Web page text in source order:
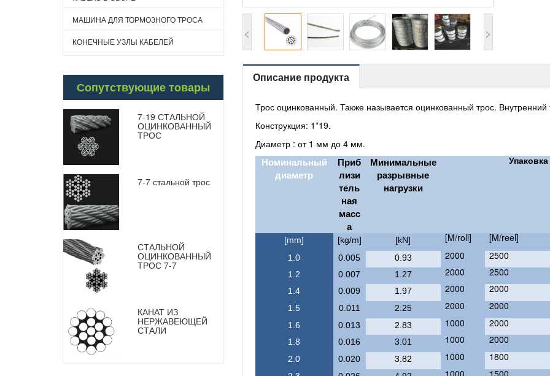
МАШИНА ДЛЯ ТОРМОЗНОГО ТРОСА
КОНЕЧНЫЕ УЗЛЫ КАБЕЛЕЙ
Сопутствующие товары
7-19 СТАЛЬНОЙ
ОЦИНКОВАННЫЙ
ТРОС
7-7 стальной трос
СТАЛЬНОЙ
ОЦИНКОВАННЫЙ
ТРОС 7-7
КАНАТ ИЗ
НЕРЖАВЕЮЩЕЙ
СТАЛИ
< >
Описание продукта
Трос оцинкованный. Также называется оцинкованный трос. Внутренний
Конструкция: 1*19.
Диаметр : от 1 мм до 4 мм.
Номинальный
диаметр
Приб
лизи
тель
ная
масс
а
Минимальные
разрывные
нагрузки
Упаковка
[mm] [kg/m] [kN] [M/roll] [M/reel]
1.0 0.005 0.93 2000 2500
1.2 0.007 1.27 2000 2500
1.4 0.009 1.97 2000 2000
1.5 0.011 2.25 2000 2000
1.6 0.013 2.83 1000 2000
1.8 0.016 3.01 1000 2000
2.0 0.020 3.82 1000 1800
1000 1500